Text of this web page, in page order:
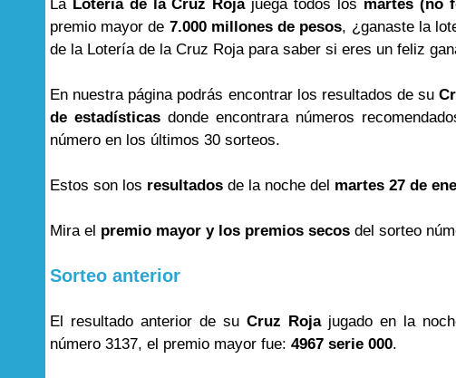
La Lotería de la Cruz Rojajuega todos los martes (no
premio mayor de 7.000 millones de pesos, ¿ganaste la
de la Lotería de la Cruz Roja para saber si eres un feliz
En nuestra página podrás encontrar los resultados de su
de estadísticas donde encontrara números
número en los últimos 30 sorteos.
Estos son los resultados de la noche del martes 27 de
Mira el premio mayor y los premios secos del sorteo
Sorteo anterior
El resultado anterior de suCruz Rojajugado en la
número 3137, el premio mayor fue: 4967 serie 000.